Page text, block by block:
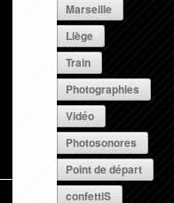
Marseille
Liège
Train
Photographies
Vidéo
Photosonores
Point de départ
confettiS